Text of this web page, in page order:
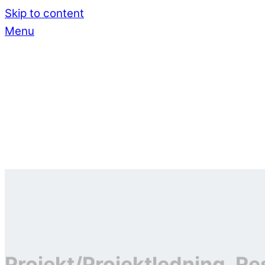
Skip to content
Menu